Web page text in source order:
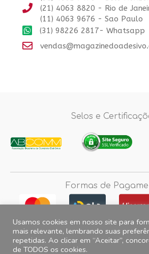
(21) 4063 8820 - Rio de
(11) 4063 9676 - Sao Paulo
(31) 98226 2817- Whatsapp
Selos e
Formas de
Fotos e imagens meramente ilustrativas,
Usamos cookies em nosso site para
mais relevante, lembrando suas
repetidas. Ao clicar em “Aceitar”,
de TODOS os cookies.